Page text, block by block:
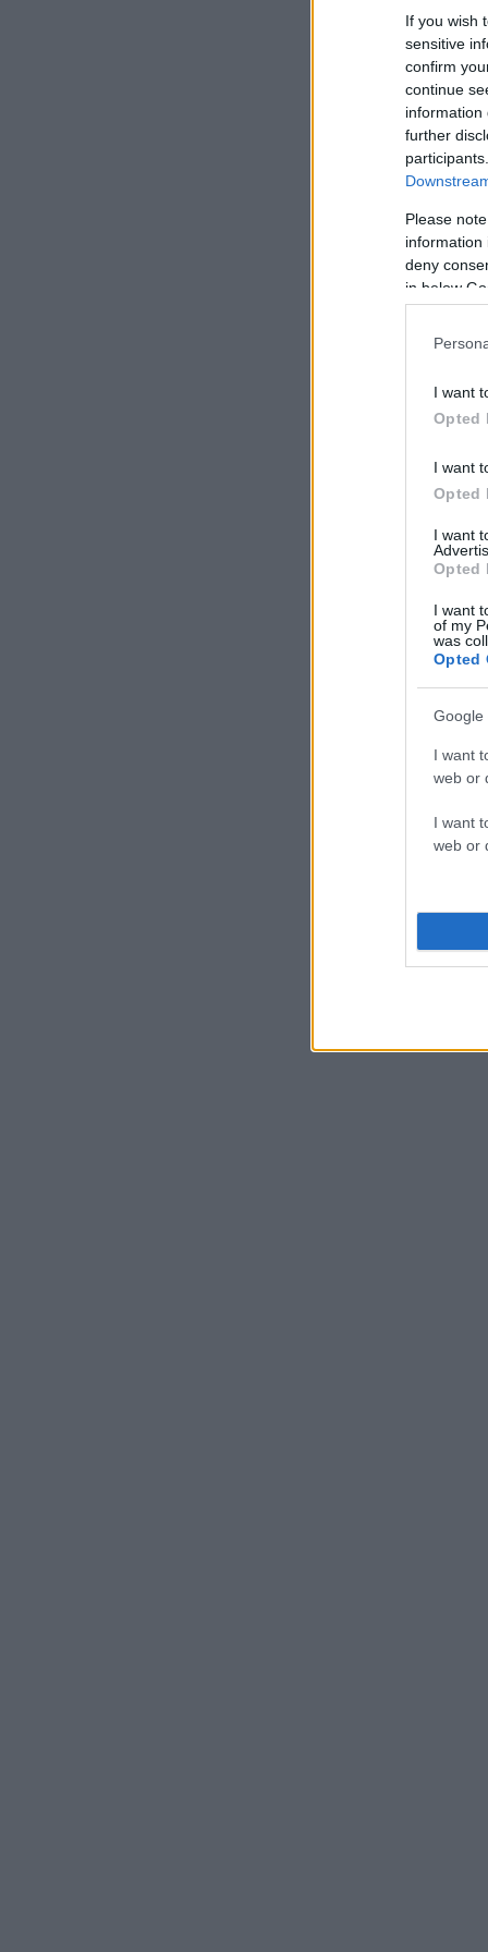
If you wish
sensitive
confirm
continue
information
further
Please
information
deny
in below
I want
Opted
I want
Opted
I want
Opted
I want
of my
was
Opted
Google
I want
web or
I want
web or